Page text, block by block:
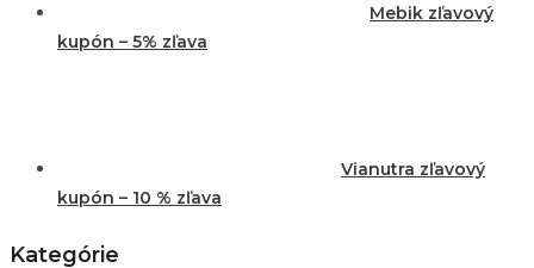
Mebik zľavový
kupón – 5% zľava
Vianutra zľavový
kupón – 10 % zľava
Kategórie